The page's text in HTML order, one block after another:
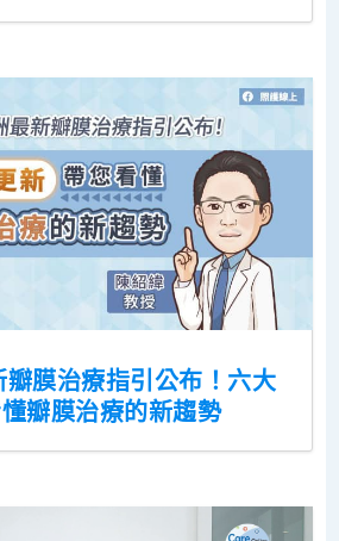
膜治療指引公布！六大
瓣膜治療的新趨勢